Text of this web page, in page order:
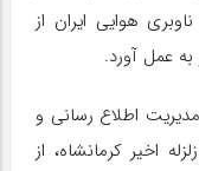
هوایی ایران از
به عمل آورد.
اطلاع رسانی و
اخیر کرمانشاه، از